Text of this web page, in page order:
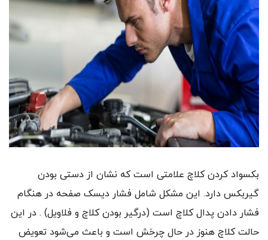
بکسواد کردن کلاچ علامتی است که نشان از دستی بودن
گیربکس دارد. این مشکل شامل فشار دیسک صفحه در هنگام
فشار دادن پدال کلاچ است‌‌ (درگیر بودن کلاچ و فلاویل) . در این
حالت کلاچ هنوز در حال چرخش است و باعث می‌شود تعویض